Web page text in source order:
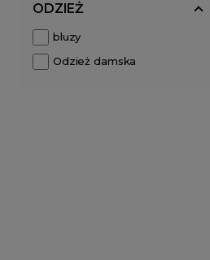
ODZIEŻ
bluzy
Odzież damska